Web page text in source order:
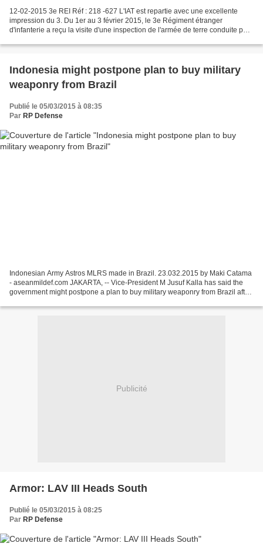
12-02-2015 3e REI Réf : 218 -627 L'IAT est repartie avec une excellente
impression du 3. Du 1er au 3 février 2015, le 3e Régiment étranger
d'infanterie a reçu la visite d'une inspection de l'armée de terre conduite par
Indonesia might ‪‎postpone plan to buy military
‪‎weaponry from ‪‎Brazil
Publié le 05/03/2015 à 08:35
Par RP Defense
Indonesian Army Astros MLRS made in Brazil. 23.032.2015 by Maki Catama
- aseanmildef.com JAKARTA, -- Vice-President M Jusuf Kalla has said the
government might postpone a plan to buy military weaponry from Brazil after
Publicité
Armor: LAV III Heads South
Publié le 05/03/2015 à 08:25
Par RP Defense